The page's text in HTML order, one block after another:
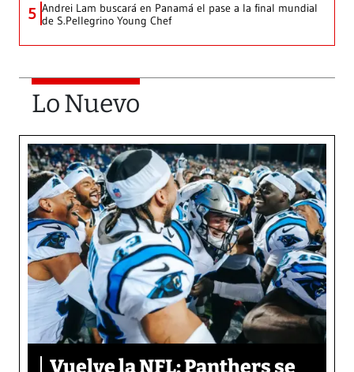
5 Andrei Lam buscará en Panamá el pase a la final mundial
de S.Pellegrino Young Chef
Lo Nuevo
Vuelve la NFL: Panthers se